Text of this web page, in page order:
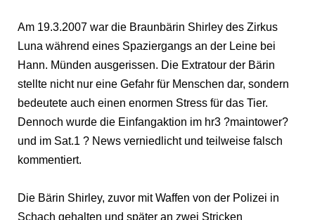
Am 19.3.2007 war die Braunbärin Shirley des Zirkus
Luna während eines Spaziergangs an der Leine bei
Hann. Münden ausgerissen. Die Extratour der Bärin
stellte nicht nur eine Gefahr für Menschen dar, sondern
bedeutete auch einen enormen Stress für das Tier.
Dennoch wurde die Einfangaktion im hr3 ?maintower?
und im Sat.1 ? News verniedlicht und teilweise falsch
kommentiert.
Die Bärin Shirley, zuvor mit Waffen von der Polizei in
Schach gehalten und später an zwei Stricken